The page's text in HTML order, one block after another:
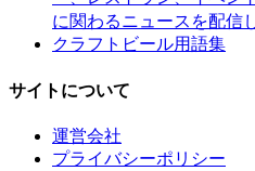
に関わるニュースを配信
クラフトビール用語集
サイトについて
運営会社
プライバシーポリシー